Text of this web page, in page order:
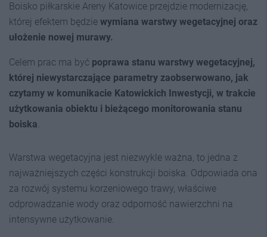
Boisko piłkarskie Areny Katowice przejdzie modernizację,
której efektem będzie wymiana warstwy wegetacyjnej oraz
ułożenie nowej murawy.
Celem prac ma być poprawa stanu warstwy wegetacyjnej,
której niewystarczające parametry zaobserwowano, jak
czytamy w komunikacie Katowickich Inwestycji, w trakcie
użytkowania obiektu i bieżącego monitorowania stanu
boiska.
Warstwa wegetacyjna jest niezwykle ważna, to jedna z
najważniejszych części konstrukcji boiska. Odpowiada ona
za rozwój systemu korzeniowego trawy, właściwe
odprowadzanie wody oraz odporność nawierzchni na
intensywne użytkowanie.